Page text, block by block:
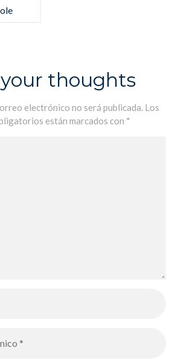
thoughts
electrónico no será publicada. Los
están marcados con *